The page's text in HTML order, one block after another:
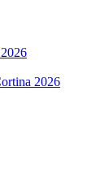
2026